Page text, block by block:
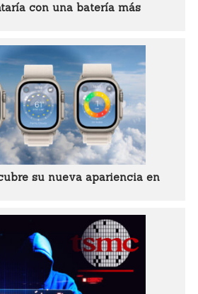
con una batería más
su nueva apariencia en